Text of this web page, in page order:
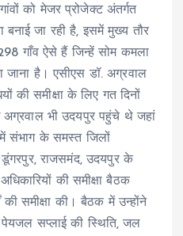
को मेजर प्रोजेक्ट अंतर्गत
जा रही है, इसमें मुख्य तौर
गाँव ऐसे हैं जिन्हें सोम कमला
जाना है। एसीएस डॉ. अग्रवाल
की समीक्षा के लिए गत दिनों
अग्रवाल भी उदयपुर पहुंचे थे जहां
में संभाग के समस्त जिलों
डूंगरपुर, राजसमंद, उदयपुर के
की समीक्षा बैठक
समीक्षा की। बैठक में उन्होंने
सप्लाई की स्थिति, जल